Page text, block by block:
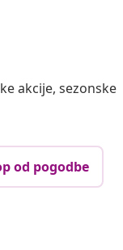
akcije, sezonske
od pogodbe